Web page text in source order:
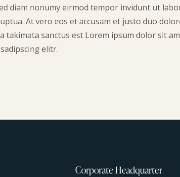
diam nonumy eirmod tempor invidunt ut
At vero eos et accusam et justo duo
takimata sanctus est Lorem ipsum dolor sit
elitr.
Corporate Headquarter